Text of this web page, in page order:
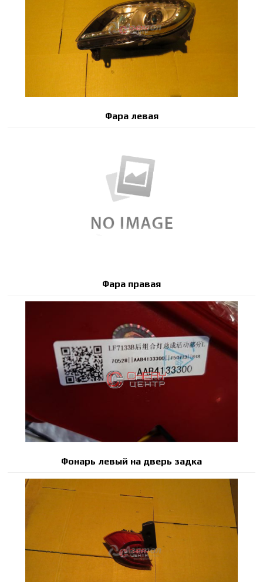
Фара левая
Фара правая
Фонарь левый на дверь задка